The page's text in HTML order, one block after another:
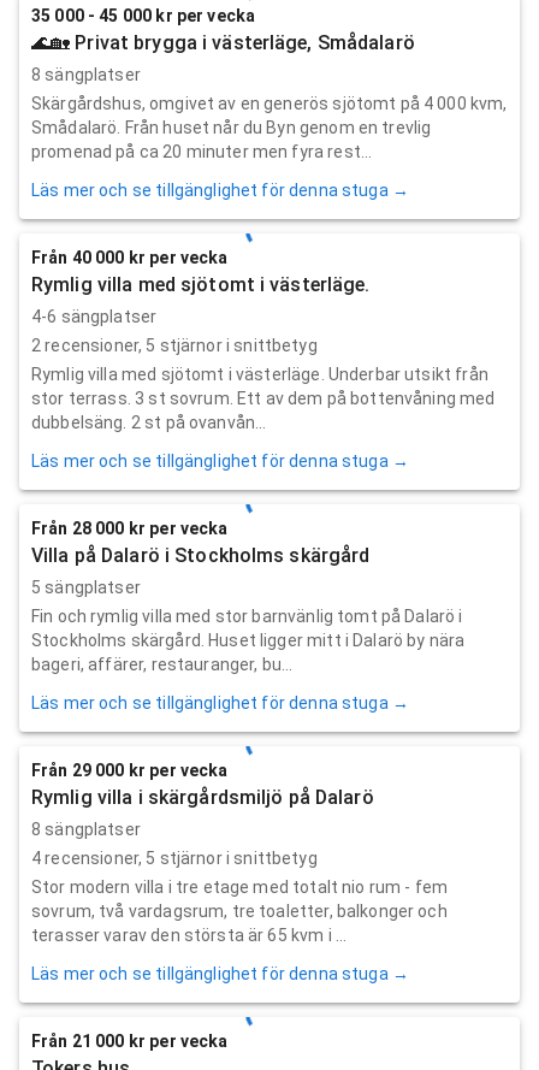
35 000 - 45 000 kr per vecka
🌊🏡 Privat brygga i västerläge, Smådalarö
8 sängplatser
Skärgårdshus, omgivet av en generös sjötomt på 4 000 kvm,
Smådalarö. Från huset når du Byn genom en trevlig
promenad på ca 20 minuter men fyra rest...
Läs mer och se tillgänglighet för denna stuga →
Från 40 000 kr per vecka
Rymlig villa med sjötomt i västerläge.
4-6 sängplatser
2 recensioner, 5 stjärnor i snittbetyg
Rymlig villa med sjötomt i västerläge. Underbar utsikt från
stor terrass. 3 st sovrum. Ett av dem på bottenvåning med
dubbelsäng. 2 st på ovanvån...
Läs mer och se tillgänglighet för denna stuga →
Från 28 000 kr per vecka
Villa på Dalarö i Stockholms skärgård
5 sängplatser
Fin och rymlig villa med stor barnvänlig tomt på Dalarö i
Stockholms skärgård. Huset ligger mitt i Dalarö by nära
bageri, affärer, restauranger, bu...
Läs mer och se tillgänglighet för denna stuga →
Från 29 000 kr per vecka
Rymlig villa i skärgårdsmiljö på Dalarö
8 sängplatser
4recensioner, 5 stjärnor i snittbetyg
Stor modern villa i tre etage med totalt nio rum - fem
sovrum, två vardagsrum, tre toaletter, balkonger och
terasser varav den största är 65 kvm i ...
Läs mer och se tillgänglighet för denna stuga →
Från 21 000 kr per vecka